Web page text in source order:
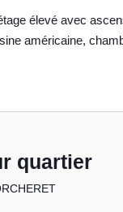
élevé avec
américaine,
quartier